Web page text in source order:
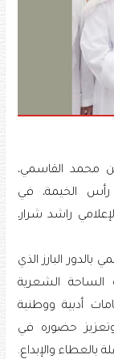
محمد القاسمي،
الخيمة، في
راشد شرار،
البارز الذي
الشعرية
أدبية ووطنية
حضوره في
بالعطاء والإبداع.